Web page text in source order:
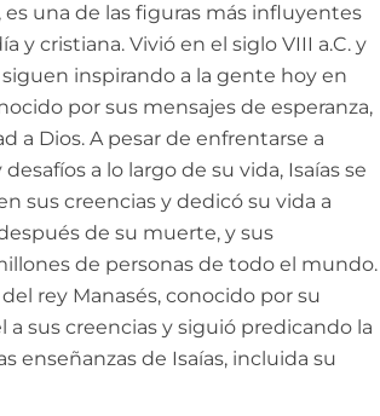
es una de las figuras más influyentes
y cristiana. Vivió en el siglo VIII a.C. y
inspirando a la gente hoy en
por sus mensajes de esperanza,
a Dios. A pesar de enfrentarse a
a lo largo de su vida, Isaías se
sus creencias y dedicó su vida a
de su muerte, y sus
de personas de todo el mundo.
rey Manasés, conocido por su
a sus creencias y siguió predicando la
enseñanzas de Isaías, incluida su